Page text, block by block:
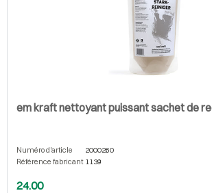
em kraft nettoyant puissant sachet de
Numéro d'article
2000260
Référence fabricant 1139
24.00